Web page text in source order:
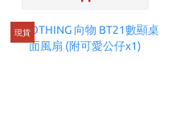
現貨